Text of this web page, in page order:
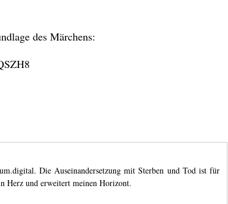
des Märchens:
Die Auseinandersetzung mit Sterben und Tod ist für
Herz und erweitert meinen Horizont.